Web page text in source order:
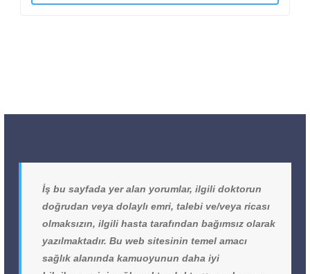
İş bu sayfada yer alan yorumlar, ilgili doktorun
doğrudan veya dolaylı emri, talebi ve/veya ricası
olmaksızın, ilgili hasta tarafından bağımsız olarak
yazılmaktadır. Bu web sitesinin temel amacı
sağlık alanında kamuoyunun daha iyi